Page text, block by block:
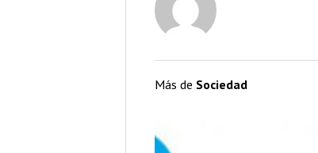
Más de Sociedad